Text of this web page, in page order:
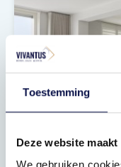
Toestemming
Deze website
Rust en comfort